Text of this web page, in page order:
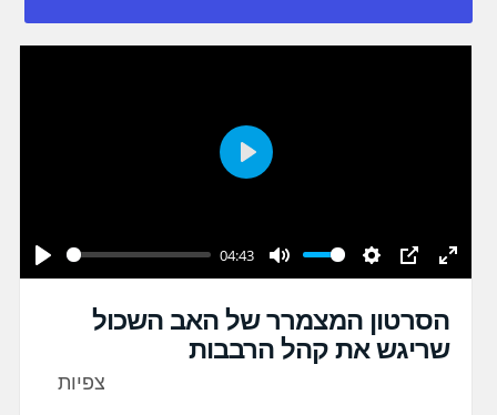
Play
04:43
Mute Settings PIPEnter
fullscreen
Play
הסרטון המצמרר של האב השכול
שריגש את קהל הרבבות
צפיות